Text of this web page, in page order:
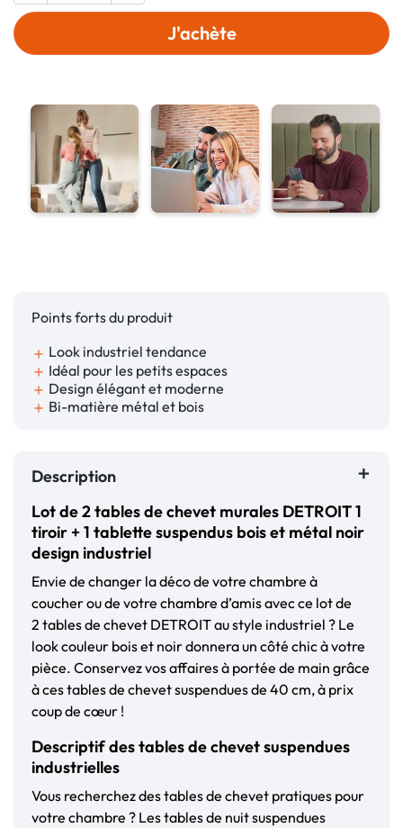
J'achète
Points forts du produit
add Look industriel tendance
add Idéal pour les petits espaces
add Design élégant et moderne
add Bi-matière métal et bois
Description
Lot de 2 tables de chevet murales DETROIT 1
tiroir + 1 tablette suspendus bois et métal noir
design industriel
Envie de changer la déco de votre chambre à
coucher ou de votre chambre d’amis avec ce lot de
2 tables de chevet DETROIT au style industriel ? Le
look couleur bois et noir donnera un côté chic à votre
pièce. Conservez vos affaires à portée de main grâce
à ces tables de chevet suspendues de 40 cm, à prix
coup de cœur !
Descriptif des tables de chevet suspendues
industrielles
Vous recherchez des tables de chevet pratiques pour
votre chambre ? Les tables de nuit suspendues